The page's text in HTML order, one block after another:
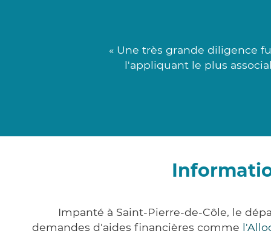
« Une très grande diligence
l'appliquant le plus
Impanté à Saint-Pierre-de-Côle, le
demandes d'aides financières comme